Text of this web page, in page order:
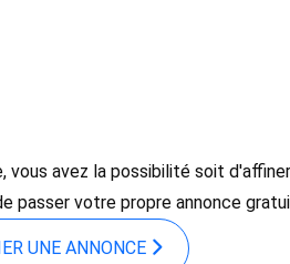
vous avez la possibilité soit
passer votre propre annonce
UNE ANNONCE